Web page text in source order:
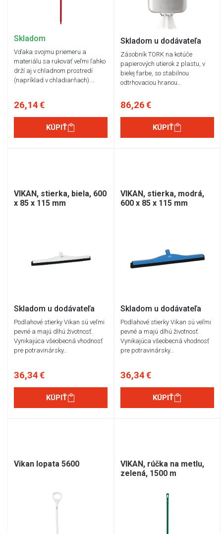
Skladom
Vďaka svojmu priemeru a
materiálu sa rukoväť veľmi ľahko
drží aj v chladnom prostredí
(napríklad v chladiarňach).…
26,14 €
KÚPIŤ
Skladom u dodávateľa
Zásobník TORK na kotúče
papierových utierok z plastu, v
bielej farbe, so stabilnou
odtrhovaciou hranou…
86,26 €
KÚPIŤ
VIKAN, stierka, biela, 600
x 85 x 115 mm
Skladom u dodávateľa
Podlahové stierky Vikan sú veľmi
pevné a majú dlhú životnosť.
Vynikajúca všeobecná vhodnosť
pre potravinársky…
36,34 €
KÚPIŤ
VIKAN, stierka, modrá,
600 x 85 x 115 mm
Skladom u dodávateľa
Podlahové stierky Vikan sú veľmi
pevné a majú dlhú životnosť.
Vynikajúca všeobecná vhodnosť
pre potravinársky…
36,34 €
KÚPIŤ
Vikan lopata 5600
VIKAN, rúčka na metlu,
zelená, 1500 m